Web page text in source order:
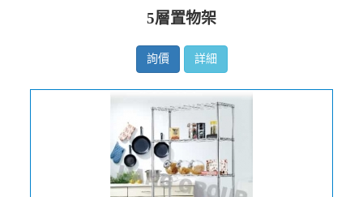
5層置物架
詢價 詳細